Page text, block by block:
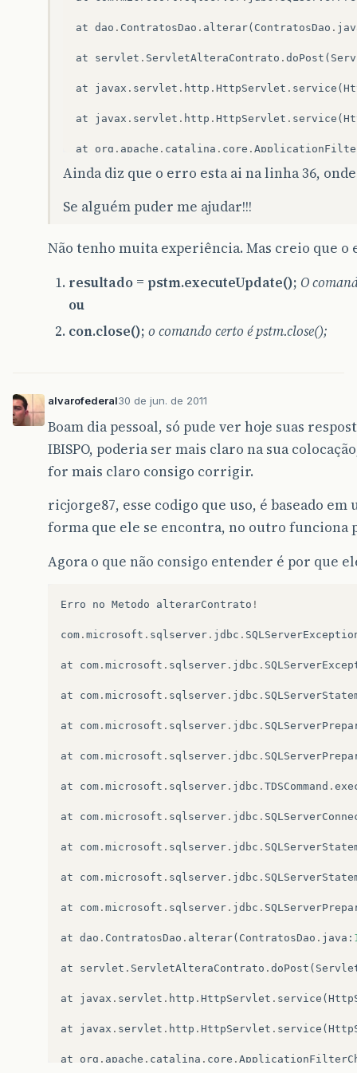
at dao . ContratosDao . alterar( ContratosDao .
at servlet . ServletAlteraContrato . doPost (
at javax . servlet . http . HttpServlet . service (
at javax . servlet . http . HttpServlet . service (
at org . apache . catalina . core .
at org.apache. catalina .core.
at org.apache.catalina.core.
org
at
at org.apache .catalina.core.
org apache coyote . http11 Http11Protocol
at org.apache.tomcat. util.net. JIoEndpoint$
Thread Thread
Ainda diz que o erro esta ai na linha 36,
Se alguém puder me ajudar!!!
Não tenho muita experiência. Mas creio que o
resultado = pstm.executeUpdate(); O
ou
con.close(); o comando certo é pstm.close();
alvarofederal30 de jun. de 2011
Boam dia pessoal, só pude ver hoje suas
IBISPO, poderia ser mais claro na sua
for mais claro consigo corrigir.
ricjorge87, esse codigo que uso, é baseado
forma que ele se encontra, no outro funciona
Agora o que não consigo entender é por que
Erro no Metodo alterarContrato !
com . microsoft . sqlserver . jdbc .
at com . microsoft . sqlserver . jdbc .
at com . microsoft . sqlserver . jdbc .
at com . microsoft . sqlserver . jdbc .
at com . microsoft . sqlserver . jdbc .
at com . microsoft . sqlserver . jdbc . TDSCommand .
at com . microsoft . sqlserver . jdbc .
at com . microsoft . sqlserver . jdbc .
at com . microsoft . sqlserver . jdbc .
at com . microsoft . sqlserver . jdbc .
at dao . ContratosDao . alterar( ContratosDao . java :
at servlet . ServletAlteraContrato . doPost (
at javax . servlet . http . HttpServlet . service (
at javax . servlet . http . HttpServlet . service (
at org . apache . catalina . core .